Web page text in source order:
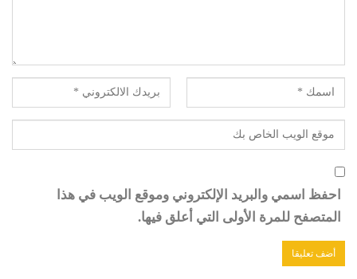
احفظ اسمي والبريد الإلكتروني وموقع الويب في هذا
المتصفح للمرة الأولى التي أعلق فيها.